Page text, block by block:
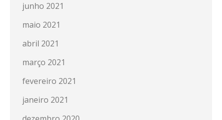
junho 2021
maio 2021
abril 2021
março 2021
fevereiro 2021
janeiro 2021